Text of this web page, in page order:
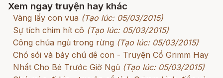
Xem ngay truyện hay khác
Vàng lấy con vua (Tạo lúc: 05/03/2015)
Sự tích chim hít cô (Tạo lúc: 05/03/2015)
Công chúa ngủ trong rừng (Tạo lúc: 05/03/2015)
Chó sói và bảy chú dê con - Truyện Cổ Grimm Hay
Nhất Cho Bé Trước Giờ Ngủ (Tạo lúc: 05/03/2015)